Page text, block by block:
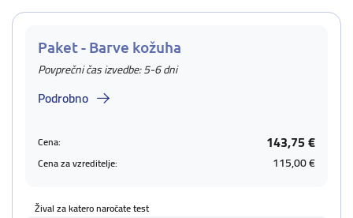
Paket - Barve kožuha
Povprečni čas izvedbe: 5-6 dni
Podrobno
Cena: 143,75 €
Cena za vzreditelje: 115,00 €
Žival za katero naročate test